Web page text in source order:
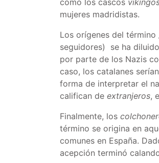
como los cascos
mujeres madridistas.
Los orígenes del
seguidores) se ha
por parte de los Nazis
caso, los catalanes
forma de interpretar el
califican de extranjeros,
Finalmente, los
término se origina en
comunes en España.
acepción terminó